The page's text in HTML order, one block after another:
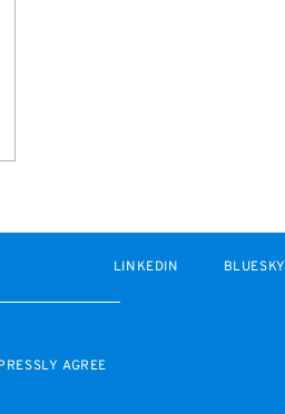
AGREE
LINKEDIN BLUESKY